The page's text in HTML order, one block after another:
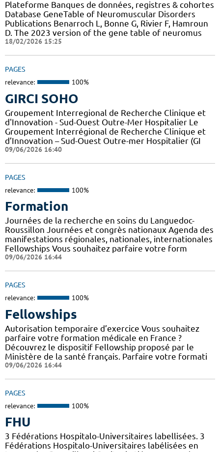
Plateforme Banques de données, registres & cohortes
Database GeneTable of Neuromuscular Disorders
Publications Benarroch L, Bonne G, Rivier F, Hamroun
D. The 2023 version of the gene table of neuromus
18/02/2026 15:25
PAGES
relevance: 100%
GIRCI SOHO
Groupement Interregional de Recherche Clinique et
d'Innovation - Sud-Ouest Outre-Mer Hospitalier Le
Groupement Interrégional de Recherche Clinique et
d’Innovation – Sud-Ouest Outre-mer Hospitalier (GI
09/06/2026 16:40
PAGES
relevance: 100%
Formation
Journées de la recherche en soins du Languedoc-
Roussillon Journées et congrès nationaux Agenda des
manifestations régionales, nationales, internationales
Fellowships Vous souhaitez parfaire votre form
09/06/2026 16:44
PAGES
relevance: 100%
Fellowships
Autorisation temporaire d’exercice Vous souhaitez
parfaire votre formation médicale en France ?
Découvrez le dispositif Fellowship proposé par le
Ministère de la santé français. Parfaire votre formati
09/06/2026 16:44
PAGES
relevance: 100%
FHU
3 Fédérations Hospitalo-Universitaires labellisées. 3
Fédérations Hospitalo-Universitaires labélisées en